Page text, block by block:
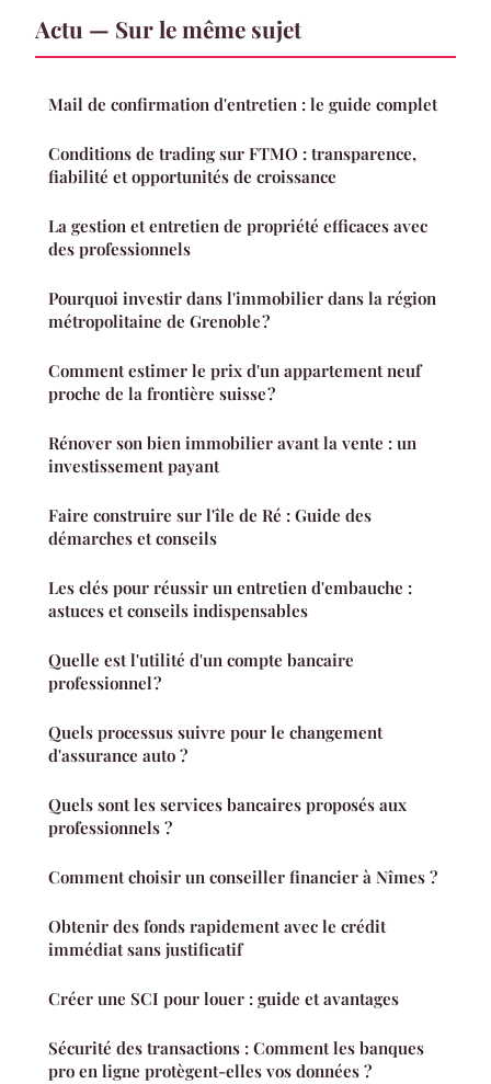
Actu — Sur le même sujet
Mail de confirmation d'entretien : le guide complet
Conditions de trading sur FTMO : transparence,
fiabilité et opportunités de croissance
La gestion et entretien de propriété efficaces avec
des professionnels
Pourquoi investir dans l'immobilier dans la région
métropolitaine de Grenoble ?
Comment estimer le prix d'un appartement neuf
proche de la frontière suisse ?
Rénover son bien immobilier avant la vente : un
investissement payant
Faire construire sur l'île de Ré : Guide des
démarches et conseils
Les clés pour réussir un entretien d'embauche :
astuces et conseils indispensables
Quelle est l'utilité d'un compte bancaire
professionnel ?
Quels processus suivre pour le changement
d'assurance auto ?
Quels sont les services bancaires proposés aux
professionnels ?
Comment choisir un conseiller financier à Nîmes ?
Obtenir des fonds rapidement avec le crédit
immédiat sans justificatif
Créer une SCI pour louer : guide et avantages
Sécurité des transactions : Comment les banques
pro en ligne protègent-elles vos données ?